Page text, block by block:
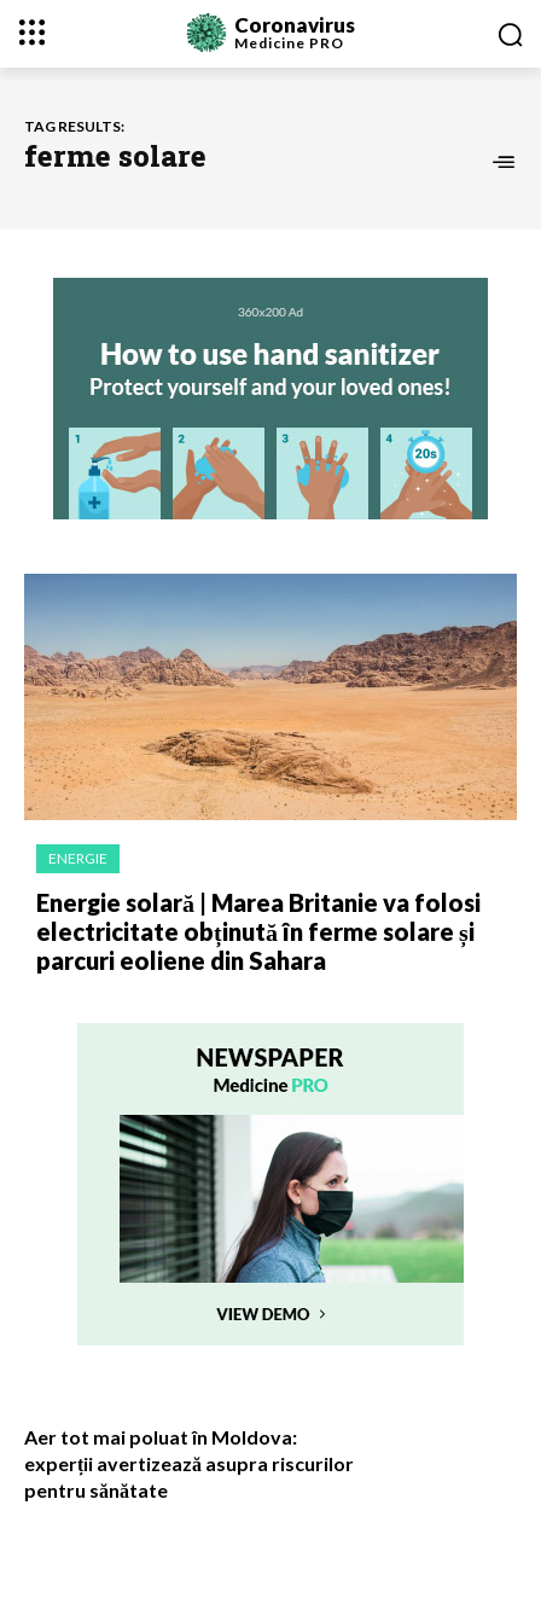
Coronavirus
Medicine PRO
TAG RESULTS:
ferme solare
ENERGIE
Energie solară | Marea Britanie va folosi
electricitate obținută în ferme solare și
parcuri eoliene din Sahara
Aer tot mai poluat în Moldova:
experții avertizează asupra riscurilor
pentru sănătate